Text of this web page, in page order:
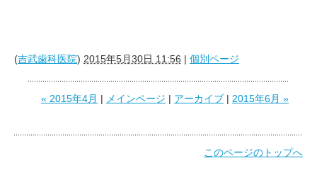
(吉武歯科医院) 2015年5月30日 11:56 | 個別ページ
« 2015年4月 | メインページ | アーカイブ | 2015年6月 »
このページのトップへ